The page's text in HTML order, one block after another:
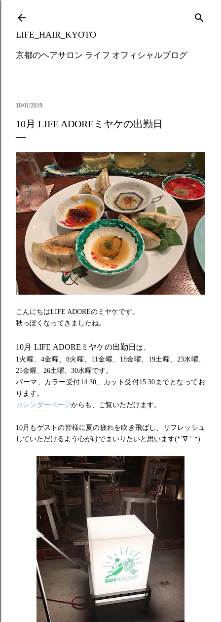
LIFE_HAIR_KYOTO
京都のヘアサロン ライフ オフィシャルブログ
10/01/2019
10月 LIFE ADOREミヤケの出勤日
こんにちはLIFE ADOREのミヤケです。
秋っぽくなってきましたね。
10月 LIFE ADOREミヤケの出勤日 は、
1火曜、4金曜、8火曜、11金曜、18金曜、 19土曜、23水曜、
25金曜、26土曜、30水曜です。
パーマ、 カラー受付14:30、カット受付15:30までとなってお
ります。
カレンダーページからも、ご覧いただけます。
10月もゲストの皆様に夏の疲れを吹き飛ばし、
リフレッシュ
していただけるよう心がけでまいりたいと思います(*´∇｀*)